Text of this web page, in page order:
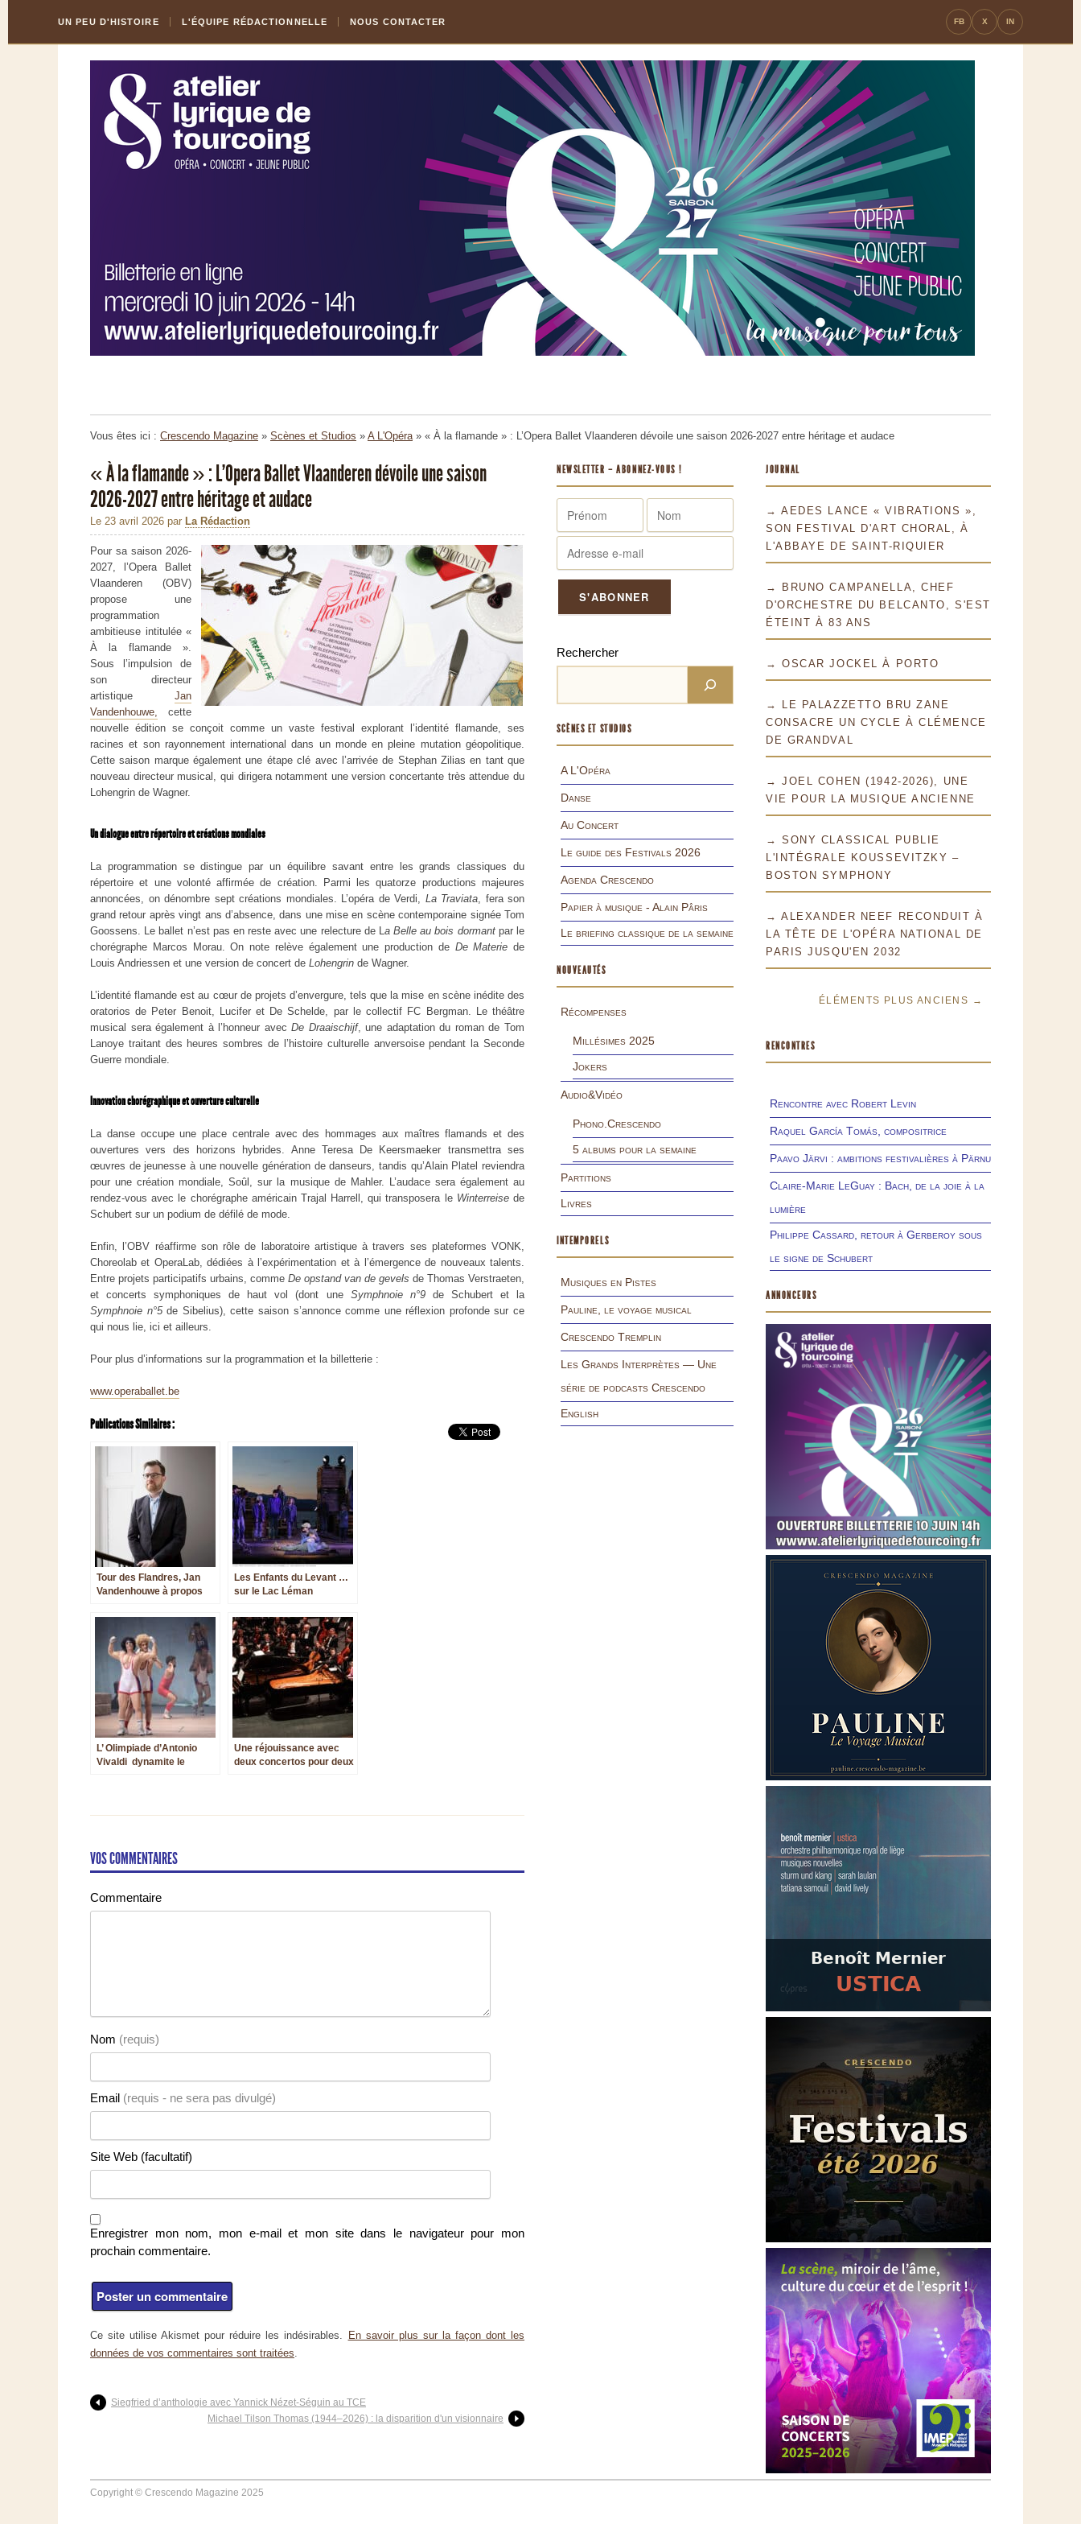
Content
la
UN PEU D'HISTOIRE L'ÉQUIPE RÉDACTIONNELLE NOUS CONTACTER FB X IN
Vous êtes ici : Crescendo Magazine » Scènes et Studios » A L'Opéra» « À la flamande » : L’Opera Ballet Vlaanderen dévoile une saison 2026-2027 entre héritage et audace
« À la flamande » : L’Opera Ballet Vlaanderen dévoile une saison
2026-2027 entre héritage et audace
Le 23 avril 2026 par La Rédaction
Pour sa saison 2026-
2027, l’Opera Ballet
Vlaanderen (OBV)
propose une
programmation
ambitieuse intitulée «
À la flamande ».
Sous l’impulsion de
son directeur
artistique Jan
Vandenhouwe, cette
nouvelle édition se conçoit comme un vaste festival explorant l’identité flamande, ses
racines et son rayonnement international dans un monde en pleine mutation géopolitique.
Cette saison marque également une étape clé avec l’arrivée de Stephan Zilias en tant que
nouveau directeur musical, qui dirigera notamment une version concertante très attendue du
Lohengrin de Wagner.
Un dialogue entre répertoire et créations mondiales
La programmation se distingue par un équilibre savant entre les grands classiques du
répertoire et une volonté affirmée de création. Parmi les quatorze productions majeures
annoncées, on dénombre sept créations mondiales. L’opéra de Verdi, La Traviata, fera son
grand retour après vingt ans d’absence, dans une mise en scène contemporaine signée Tom
Goossens. Le ballet n’est pas en reste avec une relecture de La Belle au bois dormant par le
chorégraphe Marcos Morau. On note relève également une production de De Materie de
Louis Andriessen et une version de concert de Lohengrin de Wagner.
L’identité flamande est au cœur de projets d’envergure, tels que la mise en scène inédite des
oratorios de Peter Benoit, Lucifer et De Schelde, par le collectif FC Bergman. Le théâtre
musical sera également à l’honneur avec De Draaischijf, une adaptation du roman de Tom
Lanoye traitant des heures sombres de l’histoire culturelle anversoise pendant la Seconde
Guerre mondiale.
Innovation chorégraphique et ouverture culturelle
La danse occupe une place centrale avec des hommages aux maîtres flamands et des
ouvertures vers des horizons hybrides. Anne Teresa De Keersmaeker transmettra ses
œuvres de jeunesse à une nouvelle génération de danseurs, tandis qu’Alain Platel reviendra
pour une création mondiale, Soûl, sur la musique de Mahler. L’audace sera également au
rendez-vous avec le chorégraphe américain Trajal Harrell, qui transposera le Winterreisede
Schubert sur un podium de défilé de mode.
Enfin, l’OBV réaffirme son rôle de laboratoire artistique à travers ses plateformes VONK,
Choreolab et OperaLab, dédiées à l’expérimentation et à l’émergence de nouveaux talents.
Entre projets participatifs urbains, comme De opstand van de gevels de Thomas Verstraeten,
et concerts symphoniques de haut vol (dont une Symphnoie n°9 de Schubert et la
Symphnoie n°5de Sibelius), cette saison s’annonce comme une réflexion profonde sur ce
qui nous lie, ici et ailleurs.
Pour plus d’informations sur la programmation et la billetterie :
www.operaballet.be
Publications Similaires :
Tour des Flandres, Jan
Vandenhouwe à propos
Vlaanderen
Les Enfants du Levant …
sur le Lac Léman
L’ Olimpiade d’Antonio
Vivaldi dynamite le
Une réjouissance avec
deux concertos pour deux
VOS COMMENTAIRES
Commentaire
Nom (requis)
Email (requis - ne sera pas divulgé)
Site Web (facultatif)
Enregistrer mon nom, mon e-mail et mon site dans le navigateur pour mon
prochain commentaire.
Ce site utilise Akismet pour réduire les indésirables.
En savoir plus sur la façon dont les
données de vos commentaires sont traitées.
Siegfried d’anthologie avec Yannick Nézet-Séguin au TCE
Michael Tilson Thomas (1944–2026) : la disparition d'un visionnaire
NEWSLETTER – ABONNEZ-VOUS !
Rechercher
SCÈNES ET STUDIOS
A L'Opéra
Danse
Au Concert
Le guide des Festivals 2026
Agenda Crescendo
Papier à musique - Alain Pâris
Le briefing classique de la semaine
NOUVEAUTÉS
Récompenses
Millésimes 2025
Jokers
Audio&Vidéo
Phono.Crescendo
5 albums pour la semaine
Partitions
Livres
INTEMPORELS
Musiques en Pistes
Pauline, le voyage musical
Crescendo Tremplin
Les Grands Interprètes — Une
série de podcasts Crescendo
English
JOURNAL
→ AEDES LANCE « VIBRATIONS »,
SON FESTIVAL D'ART CHORAL, À
L'ABBAYE DE SAINT-RIQUIER
→ BRUNO CAMPANELLA, CHEF
D'ORCHESTRE DU BELCANTO, S'EST
ÉTEINT À 83 ANS
→ OSCAR JOCKEL À PORTO
→ LE PALAZZETTO BRU ZANE
CONSACRE UN CYCLE À CLÉMENCE
DE GRANDVAL
→ JOEL COHEN (1942-2026), UNE
VIE POUR LA MUSIQUE ANCIENNE
→ SONY CLASSICAL PUBLIE
L'INTÉGRALE KOUSSEVITZKY –
BOSTON SYMPHONY
→ ALEXANDER NEEF RECONDUIT À
LA TÊTE DE L'OPÉRA NATIONAL DE
PARIS JUSQU'EN 2032
ÉLÉMENTS PLUS ANCIENS →
RENCONTRES
Rencontre avec Robert Levin
Raquel García Tomás, compositrice
Paavo Järvi : ambitions festivalières à Pärnu
Claire-Marie LeGuay : Bach, de la joie à la
lumière
Philippe Cassard, retour à Gerberoy sous
le signe de Schubert
ANNONCEURS
Copyright © Crescendo Magazine 2025